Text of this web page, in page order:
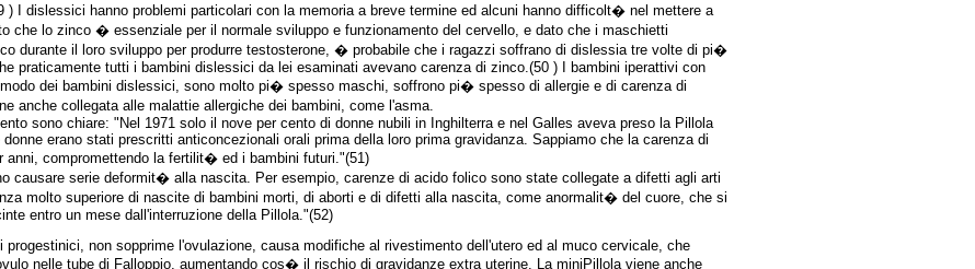
) I dislessici hanno problemi particolari con la memoria a breve termine ed alcuni hanno difficolt� nel mettere a
che lo zinco � essenziale per il normale sviluppo e funzionamento del cervello, e dato che i maschietti
durante il loro sviluppo per produrre testosterone, � probabile che i ragazzi soffrano di dislessia tre volte di pi�
praticamente tutti i bambini dislessici da lei esaminati avevano carenza di zinco.(50 ) I bambini iperattivi con
dei bambini dislessici, sono molto pi� spesso maschi, soffrono pi� spesso di allergie e di carenza di
anche collegata alle malattie allergiche dei bambini, come l'asma.
sono chiare: "Nel 1971 solo il nove per cento di donne nubili in Inghilterra e nel Galles aveva preso la Pillola
erano stati prescritti anticoncezionali orali prima della loro prima gravidanza. Sappiamo che la carenza di
compromettendo la fertilit� ed i bambini futuri."(51)
causare serie deformit� alla nascita. Per esempio, carenze di acido folico sono state collegate a difetti agli arti
molto superiore di nascite di bambini morti, di aborti e di difetti alla nascita, come anormalit� del cuore, che si
entro un mese dall'interruzione della Pillola."(52)
non sopprime l'ovulazione, causa modifiche al rivestimento dell'utero ed al muco cervicale, che
nelle tube di Falloppio, aumentando cos� il rischio di gravidanze extra uterine. La miniPillola viene anche